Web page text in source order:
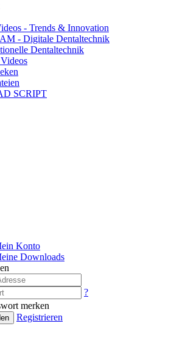
- Trends & Innovation
- Digitale Dentaltechnik
Dentaltechnik
SCRIPT
Konto
Downloads
?
merken
Registrieren